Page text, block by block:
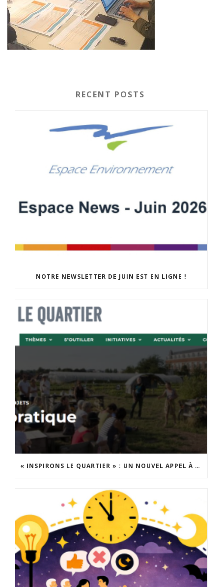
RECENT POSTS
NOTRE NEWSLETTER DE JUIN EST EN LIGNE !
« INSPIRONS LE QUARTIER » : UN NOUVEL APPEL À PROJETS EST LANCÉ !